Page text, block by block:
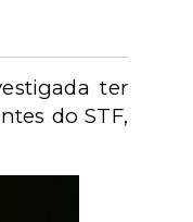
ter
do STF,